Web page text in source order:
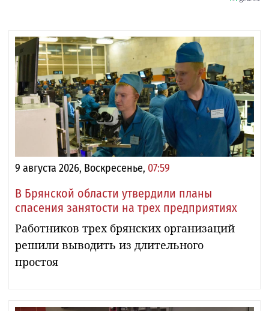
9 августа 2026, Воскресенье, 07:59
В Брянской области утвердили планы
спасения занятости на трех предприятиях
Работников трех брянских организаций
решили выводить из длительного
простоя